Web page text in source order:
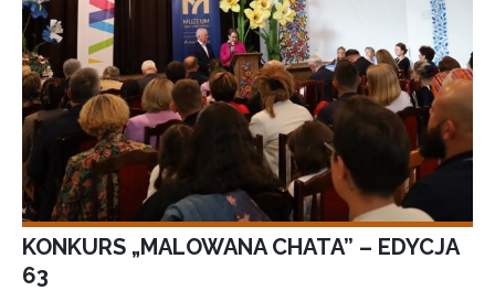
KONKURS „MALOWANA CHATA” – EDYCJA
63